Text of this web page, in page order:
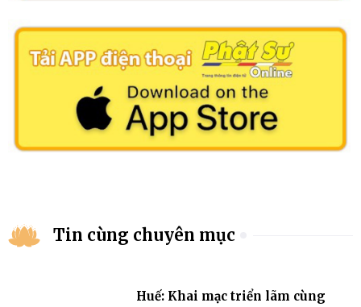
Tin cùng chuyên mục
Huế: Khai mạc triển lãm cùng